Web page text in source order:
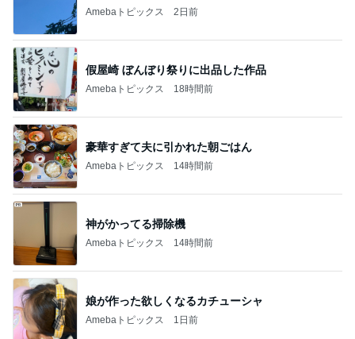
Amebaトピックス 2日前
假屋崎 ぼんぼり祭りに出品した作品
Amebaトピックス 18時間前
豪華すぎて夫に引かれた朝ごはん
Amebaトピックス 14時間前
神がかってる掃除機
Amebaトピックス 14時間前
娘が作った欲しくなるカチューシャ
Amebaトピックス 1日前